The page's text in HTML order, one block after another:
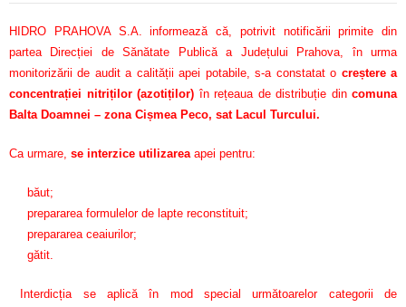
HIDRO PRAHOVA S.A. informează că, potrivit notificării primite din
partea Direcției de Sănătate Publică a Județului Prahova, în urma
monitorizării de audit a calității apei potabile, s-a constatat o creștere a
concentrației nitriților (azotiților) în rețeaua de distribuție din comuna
Balta Doamnei – zona Cișmea Peco, sat Lacul Turcului.
Ca urmare, se interzice utilizareaapei pentru:
băut;
prepararea formulelor de lapte reconstituit;
prepararea ceaiurilor;
gătit.
Interdicția se aplică în mod special următoarelor categorii de